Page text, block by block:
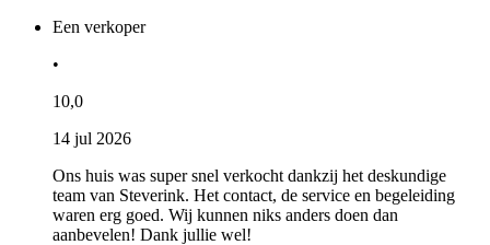
Een verkoper
•
10,0
14 jul 2026
Ons huis was super snel verkocht dankzij het deskundige
team van Steverink. Het contact, de service en begeleiding
waren erg goed. Wij kunnen niks anders doen dan
aanbevelen! Dank jullie wel!